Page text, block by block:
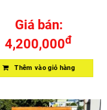
Giá bán:
4,200,000đ
Thêm vào giỏ hàng